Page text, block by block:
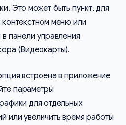
Это может быть пункт, для
меню или
панели управления
(Видеокарты).
встроена в приложение
параметры
для отдельных
или увеличить время работы